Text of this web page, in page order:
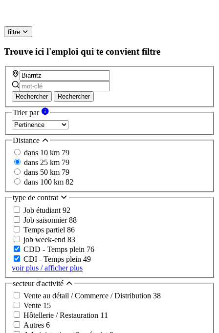
filtre
Trouve ici l'emploi qui te convient filtre
Rechercher Rechercher
Trier par
Distance
dans 10 km 79
dans 25 km 79
dans 50 km 79
dans 100 km 82
type de contrat
Job étudiant 92
Job saisonnier88
Temps partiel 86
job week-end 83
CDD - Temps plein 76
CDI - Temps plein 49
voir plus / afficher plus
secteur d'activité
Vente au détail / Commerce / Distribution 38
Vente 15
Hôtellerie / Restauration 11
Autres 6